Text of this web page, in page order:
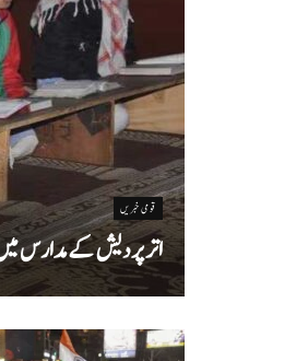
قومی خبریں
اتر پردیش کےمدارس میں